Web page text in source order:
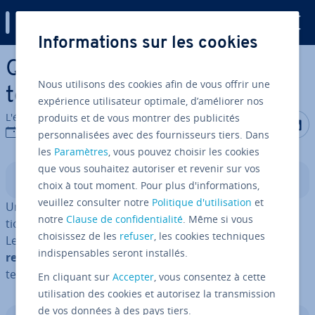
Aller au contenu principal
Qu’est-ce qu’un lien hy­per­
texte ou hyperlien ?
L'équipe édi­to­riale IONOS
23/05/2019
Partager
Sommaire
Un lien hy­per­texte ou hyperlien est un envoi uni­di­rec­
tion­nel (dans un sens) vers un document élec­tro­nique.
Les
hy­per­liens peuvent relier deux documents dif­fé­
rents
oudif­fé­rentes zones d'un même document
texte enrichi d'hy­per­liens est appelé hy­per­texte.
Informations sur les cookies
Nous utilisons des cookies afin de vous offrir une
expérience utilisateur optimale, d’améliorer nos
produits et de vous montrer des publicités
personnalisées avec des fournisseurs tiers. Dans
les Paramètres, vous pouvez choisir les cookies
que vous souhaitez autoriser et revenir sur vos
choix à tout moment. Pour plus d'informations,
veuillez consulter notre Politique d'utilisation et
notreClause de confidentialité. Même si vous
choisissez de les refuser, les cookies techniques
indispensables seront installés.
En cliquant surAccepter, vous consentez à cette
utilisation des cookies et autorisez la transmission
de vos données à des pays tiers.